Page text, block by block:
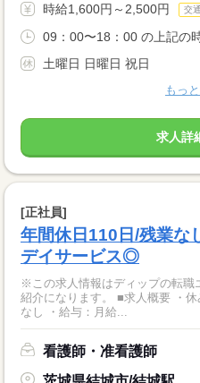
時給1,600円～2,500円 交
09：00〜18：00 の上記の
土曜日 日曜日 祝日
もっ
求人詳
[正社員]
年間休日110日/残業な
デイサービス◎
※この求人情報はディップの転職
紹介になります。 ■求人概要 ・
なし ・給与：月給...
看護師・准看護師